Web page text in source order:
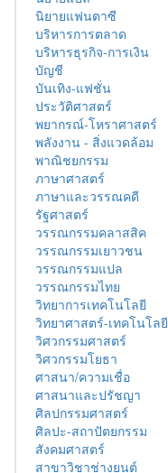
นิยายแฟนตาซี
บริหารการตลาด
บริหารธุรกิจ-การเงิน
บัญชี
บันเทิง-แฟชั่น
ประวัติศาสตร์
พยากรณ์-โหราศาสตร์
พลังงาน - สิ่งแวดล้อม
พาณิชยกรรม
ภาษาศาสตร์
ภาษาและวรรณคดี
รัฐศาสตร์
วรรณกรรมคลาสสิค
วรรณกรรมเยาวชน
วรรณกรรมแปล
วรรณกรรมไทย
วิทยาการเทคโนโลยี
วิทยาศาสตร์-เทคโนโลยี
วิศวกรรมศาสตร์
วิศวกรรมโยธา
ศาสนา/ความเชื่อ
ศาสนาและปรัชญา
ศิลปกรรมศาสตร์
ศิลปะ-สถาปัตยกรรม
สังคมศาสตร์
สาขาวิชาช่างยนต์